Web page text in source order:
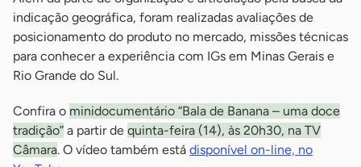
indicação geográfica, foram realizadas avaliações de
posicionamento do produto no mercado, missões técnicas
para conhecer a experiência com IGs em Minas Gerais e
Rio Grande do Sul.
Confira o minidocumentário “Bala de Banana – uma doce
tradição” a partir de quinta-feira (14), às 20h30, na TV
Câmara. O vídeo também está disponível on-line, no